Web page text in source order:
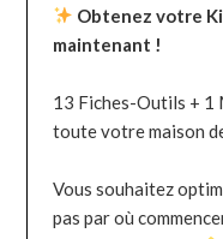
Obtenez votre
maintenant !
13 Fiches-Outils + 1
toute votre maison
Vous souhaitez
pas par où